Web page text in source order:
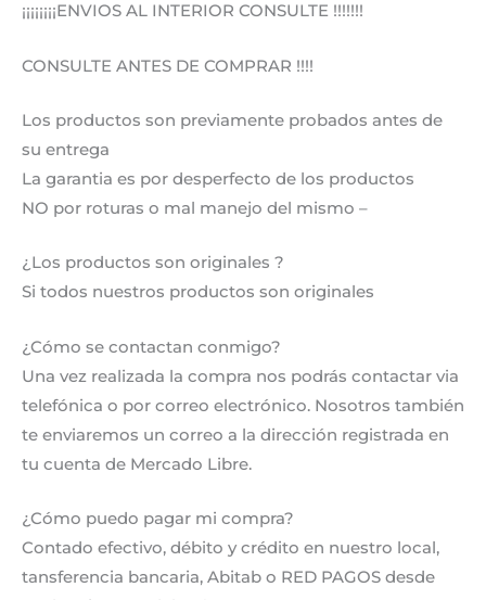
¡¡¡¡¡¡¡¡ENVIOS AL INTERIOR CONSULTE !!!!!!!
CONSULTE ANTES DE COMPRAR !!!!
Los productos son previamente probados antes de
su entrega
La garantia es por desperfecto de los productos
NO por roturas o mal manejo del mismo –
¿Los productos son originales ?
Si todos nuestros productos son originales
¿Cómo se contactan conmigo?
Una vez realizada la compra nos podrás contactar via
telefónica o por correo electrónico. Nosotros también
te enviaremos un correo a la dirección registrada en
tu cuenta de Mercado Libre.
¿Cómo puedo pagar mi compra?
Contado efectivo, débito y crédito en nuestro local,
tansferencia bancaria, Abitab o RED PAGOS desde